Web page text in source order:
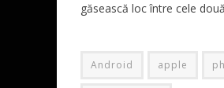
găsească loc între cele
Android apple